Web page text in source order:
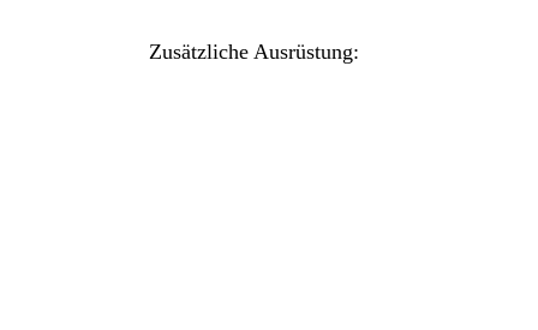
Zusätzliche Ausrüstung: